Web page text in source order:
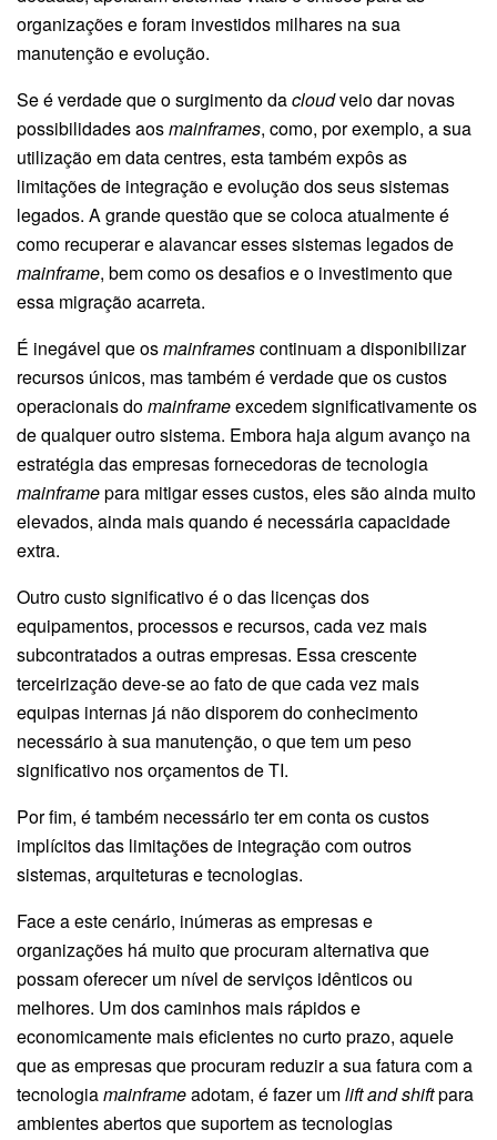
organizações e foram investidos milhares na sua
manutenção e evolução.
Se é verdade que o surgimento dacloudveio dar novas
possibilidades aosmainframes, como, por exemplo, a sua
utilização em data centres, esta também expôs as
limitações de integração e evolução dos seus sistemas
legados. A grande questão que se coloca atualmente é
como recuperar e alavancar esses sistemas legados de
mainframe, bem como os desafios e o investimento que
essa migração acarreta.
É inegável que osmainframescontinuam a disponibilizar
recursos únicos, mas também é verdade que os custos
operacionais domainframeexcedem significativamente os
de qualquer outro sistema. Embora haja algum avanço na
estratégia das empresas fornecedoras de tecnologia
mainframepara mitigar esses custos, eles são ainda muito
elevados, ainda mais quando é necessária capacidade
extra.
Outro custo significativo é o das licenças dos
equipamentos, processos e recursos, cada vez mais
subcontratados a outras empresas. Essa crescente
terceirização deve-se ao fato de que cada vez mais
equipas internas já não disporem do conhecimento
necessário à sua manutenção, o que tem um peso
significativo nos orçamentos de TI.
Por fim, é também necessário ter em conta os custos
implícitos das limitações de integração com outros
sistemas, arquiteturas e tecnologias.
Face a este cenário, inúmeras as empresas e
organizações há muito que procuram alternativa que
possam oferecer um nível de serviços idênticos ou
melhores. Um dos caminhos mais rápidos e
economicamente mais eficientes no curto prazo, aquele
que as empresas que procuram reduzir a sua fatura com a
tecnologiamainframeadotam, é fazer umlift and shiftpara
ambientes abertos que suportem as tecnologias